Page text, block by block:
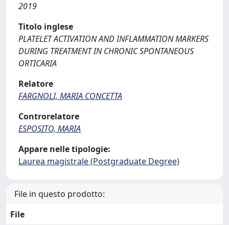
2019
Titolo inglese
PLATELET ACTIVATION AND INFLAMMATION MARKERS
DURING TREATMENT IN CHRONIC SPONTANEOUS
ORTICARIA
Relatore
FARGNOLI, MARIA CONCETTA
Controrelatore
ESPOSITO, MARIA
Appare nelle tipologie:
Laurea magistrale (Postgraduate Degree)
File in questo prodotto:
File